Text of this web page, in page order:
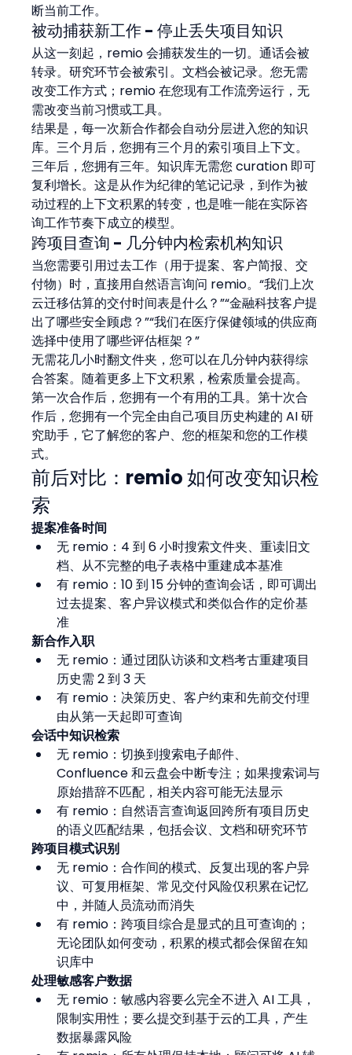
断当前工作。
被动捕获新工作 - 停止丢失项目知识
从这一刻起，remio 会捕获发生的一切。通话会被
转录。研究环节会被索引。文档会被记录。您无需
改变工作方式；remio 在您现有工作流旁运行，无
需改变当前习惯或工具。
结果是，每一次新合作都会自动分层进入您的知识
库。三个月后，您拥有三个月的索引项目上下文。
三年后，您拥有三年。知识库无需您 curation 即可
复利增长。这是从作为纪律的笔记记录，到作为被
动过程的上下文积累的转变，也是唯一能在实际咨
询工作节奏下成立的模型。
跨项目查询 - 几分钟内检索机构知识
当您需要引用过去工作（用于提案、客户简报、交
付物）时，直接用自然语言询问 remio。“我们上次
云迁移估算的交付时间表是什么？”“金融科技客户提
出了哪些安全顾虑？”“我们在医疗保健领域的供应商
选择中使用了哪些评估框架？”
无需花几小时翻文件夹，您可以在几分钟内获得综
合答案。随着更多上下文积累，检索质量会提高。
第一次合作后，您拥有一个有用的工具。第十次合
作后，您拥有一个完全由自己项目历史构建的 AI 研
究助手，它了解您的客户、您的框架和您的工作模
式。
前后对比：remio 如何改变知识检
索
提案准备时间
无 remio：4 到 6 小时搜索文件夹、重读旧文
档、从不完整的电子表格中重建成本基准
有 remio：10 到 15 分钟的查询会话，即可调出
过去提案、客户异议模式和类似合作的定价基
准
新合作入职
无 remio：通过团队访谈和文档考古重建项目
历史需 2 到 3 天
有 remio：决策历史、客户约束和先前交付理
由从第一天起即可查询
会话中知识检索
无 remio：切换到搜索电子邮件、
Confluence 和云盘会中断专注；如果搜索词与
原始措辞不匹配，相关内容可能无法显示
有 remio：自然语言查询返回跨所有项目历史
的语义匹配结果，包括会议、文档和研究环节
跨项目模式识别
无 remio：合作间的模式、反复出现的客户异
议、可复用框架、常见交付风险仅积累在记忆
中，并随人员流动而消失
有 remio：跨项目综合是显式的且可查询的；
无论团队如何变动，积累的模式都会保留在知
识库中
处理敏感客户数据
无 remio：敏感内容要么完全不进入 AI 工具，
限制实用性；要么提交到基于云的工具，产生
数据暴露风险